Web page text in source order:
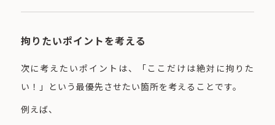
拘りたいポイントを考える
次に考えたいポイントは、「ここだけは絶対に拘りた
い！」という最優先させたい箇所を考えることです。
例えば、